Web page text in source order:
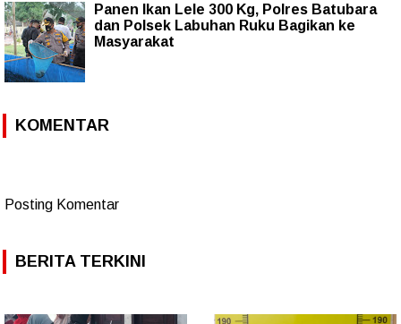
Panen Ikan Lele 300 Kg, Polres Batubara
dan Polsek Labuhan Ruku Bagikan ke
Masyarakat
KOMENTAR
Posting Komentar
BERITA TERKINI